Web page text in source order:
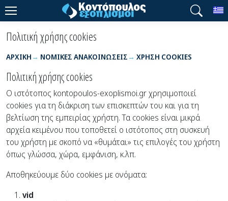
Πολιτική χρήσης cookies
ΑΡΧΙΚΉ ΝΟΜΙΚΈΣ ΑΝΑΚΟΙΝΏΣΕΙΣ ΧΡΉΣΗ COOKIES
Πολιτική χρήσης cookies
Ο ιστότοπος kontopoulos-exoplismoi.gr χρησιμοποιεί
cookies για τη διάκριση των επισκεπτών του και για τη
βελτίωση της εμπειρίας χρήστη. Τα cookies είναι μικρά
αρχεία κειμένου που τοποθετεί ο ιστότοπος στη συσκευή
του χρήστη με σκοπό να «θυμάται» τις επιλογές του χρήστη
όπως γλώσσα, χώρα, εμφάνιση, κ.λπ.
Αποθηκεύουμε δύο cookies με ονόματα:
vid